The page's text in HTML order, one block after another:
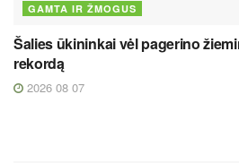
GAMTA IR ŽMOGUS
Šalies ūkininkai vėl pagerino
rekordą
2026 08 07